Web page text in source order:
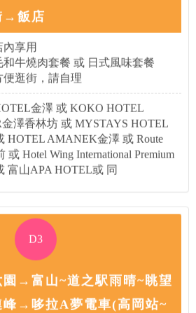
→飯店
內享用
和牛燒肉套餐 或 日式風味套餐
便逛街，請自理
金澤 或 KOKO HOTEL
澤香林坊 或 MYSTAYS HOTEL
HOTEL AMANEK金澤 或 Route
或 Hotel Wing International Premium
富山APA HOTEL或 同
D3
→富山~道之駅雨晴~眺望
峰→哆拉A夢電車(高岡站~